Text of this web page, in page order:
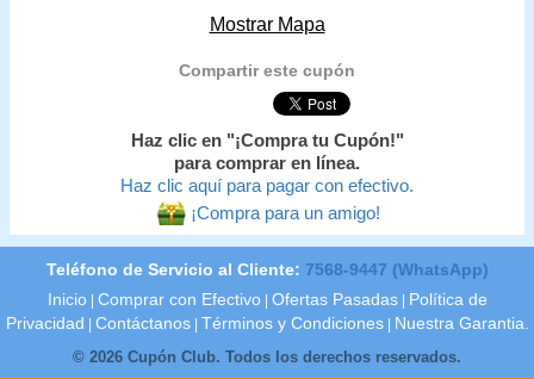
Mostrar Mapa
Compartir este cupón
Haz clic en "¡Compra tu Cupón!"
para comprar en línea.
Haz clic aquí para pagar con efectivo.
¡Compra para un amigo!
Teléfono de Servicio al Cliente: 7568-9447 (WhatsApp)
Inicio Comprar con Efectivo Ofertas Pasadas
Política de
Privacidad
Contáctanos Términos y Condiciones
Nuestra Garantia.
© 2026 Cupón Club. Todos los derechos reservados.